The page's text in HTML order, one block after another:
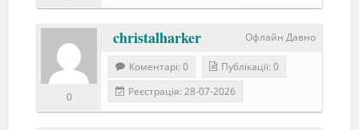
Офлайн Давно
christalharker
0
Коментарі: 0
Публікації: 0
Реєстрація: 28-07-2026